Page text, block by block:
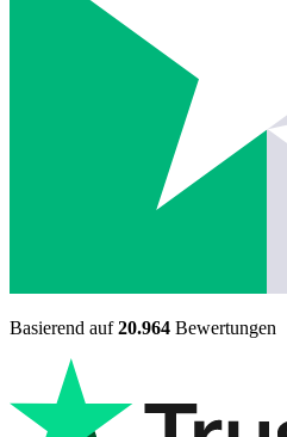
Basierend auf20.964 Bewertungen